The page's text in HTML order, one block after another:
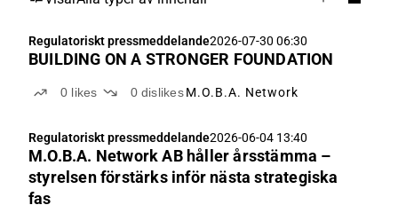
Regulatoriskt pressmeddelande2026-07-30 06:30
BUILDING ON A STRONGER FOUNDATION
0 likes 0 dislikes M.O.B.A. Network
Regulatoriskt pressmeddelande2026-06-04 13:40
M.O.B.A. Network AB håller årsstämma –
styrelsen förstärks inför nästa strategiska
fas